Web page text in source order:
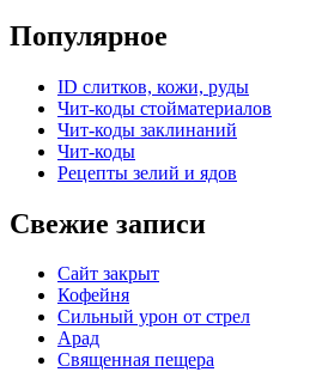
Популярное
ID слитков, кожи, руды
Чит-коды стойматериалов
Чит-коды заклинаний
Чит-коды
Рецепты зелий и ядов
Свежие записи
Сайт закрыт
Кофейня
Cильный урон от стрел
Арад
Священная пещера